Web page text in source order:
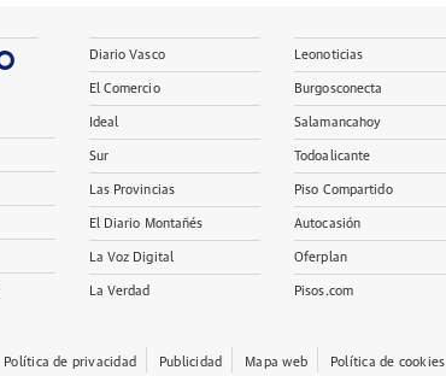
Diario Vasco
El Comercio
Ideal
Sur
Las Provincias
El Diario Montañés
La Voz Digital
La Verdad
Leonoticias
Burgosconecta
Salamancahoy
Todoalicante
Piso Compartido
Autocasión
Oferplan
Pisos.com
Política de privacidad Publicidad Mapa web Política de cookies